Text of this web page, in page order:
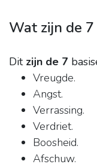
Wat zijn de
Dit zijn de 7
Vreugde.
Angst.
Verrassing.
Verdriet.
Boosheid.
Afschuw.